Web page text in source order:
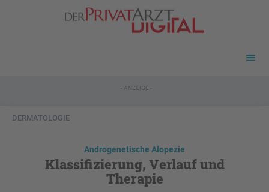
- ANZEIGE -
DERMATOLOGIE
Androgenetische Alopezie
Klassifizierung, Verlauf und
Therapie